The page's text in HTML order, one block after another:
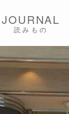
JOURNAL
読みもの